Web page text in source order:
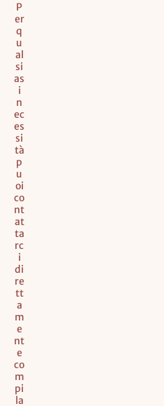
P
er
q
u
al
si
as
i
n
ec
es
si
tà
p
u
oi
co
nt
at
ta
rc
i
di
re
tt
a
m
e
nt
e
co
m
pi
la